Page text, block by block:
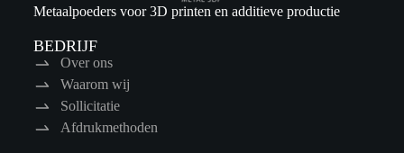
Metaalpoeders voor 3D printen en additieve productie
BEDRIJF
Over ons
Waarom wij
Sollicitatie
Afdrukmethoden